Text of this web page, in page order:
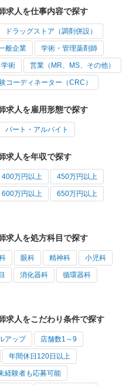
求人を仕事内容で探す
ドラッグストア（調剤併設）
般企業 学術・管理薬剤師
術 営業（MR、MS、その他）
コーディネーター（CRC）
求人を雇用形態で探す
パート・アルバイト
求人を年収で探す
400万円以上 450万円以上
600万円以上 650万円以上
求人を処方科目で探す
眼科 精神科 小児科
消化器科 循環器科
求人をこだわり条件で探す
アップ 店舗数1～9
年間休日120日以上
経験者も応募可能